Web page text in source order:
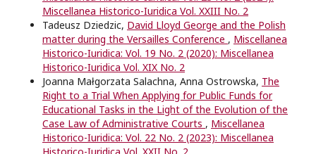
Miscellanea Historico-Iuridica Vol. XXIII No. 2
Tadeusz Dziedzic, David Lloyd George and the Polish
matter during the Versailles Conference , Miscellanea
Historico-Iuridica: Vol. 19 No. 2 (2020): Miscellanea
Historico-Iuridica Vol. XIX No. 2
Joanna Małgorzata Salachna, Anna Ostrowska, The
Right to a Trial When Applying for Public Funds for
Educational Tasks in the Light of the Evolution of the
Case Law of Administrative Courts , Miscellanea
Historico-Iuridica: Vol. 22 No. 2 (2023): Miscellanea
Historico-Iuridica Vol. XXII No. 2